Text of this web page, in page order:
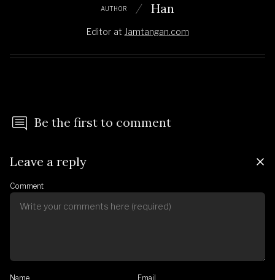
AUTHOR Han
Editor at Jamtangan.com
Be the first to comment
Leave a reply
Comment
Name Email